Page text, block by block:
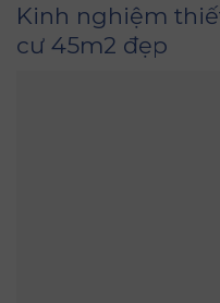
Kinh nghiệm
cư 45m2 đẹp